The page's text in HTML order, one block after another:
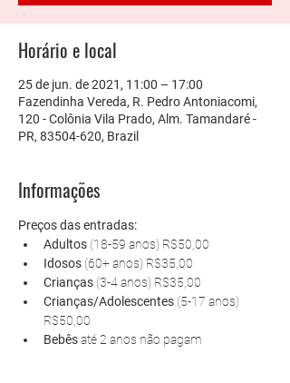
Horário e local
25 de jun. de 2021, 11:00 – 17:00
Fazendinha Vereda, R. Pedro Antoniacomi,
120 - Colônia Vila Prado, Alm. Tamandaré -
PR, 83504-620, Brazil
Informações
Preços das entradas:
Adultos (18-59 anos) R$50,00
Idosos (60+ anos) R$35,00
Crianças (3-4 anos) R$35,00
Crianças/Adolescentes (5-17 anos)
R$50,00
Bebês até 2 anos não pagam